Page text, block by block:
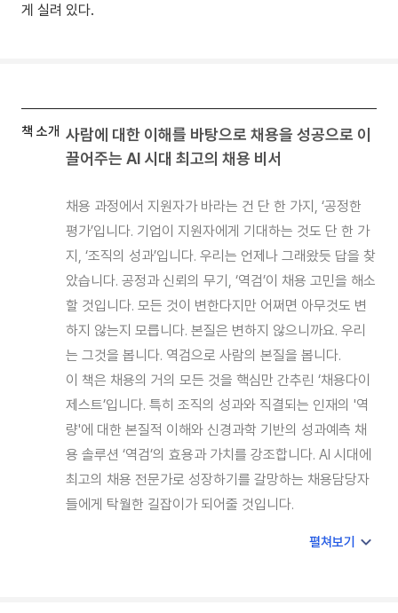
게 실려 있다.
책 소개 사람에 대한 이해를 바탕으로 채용을 성공으로 이
끌어주는 AI 시대 최고의 채용 비서
채용 과정에서 지원자가 바라는 건 단 한 가지, ‘공정한
평가’입니다. 기업이 지원자에게 기대하는 것도 단 한 가
지, ‘조직의 성과’입니다. 우리는 언제나 그래왔듯 답을 찾
았습니다. 공정과 신뢰의 무기, ‘역검’이 채용 고민을 해소
할 것입니다. 모든 것이 변한다지만 어쩌면 아무것도 변
하지 않는지 모릅니다. 본질은 변하지 않으니까요. 우리
는 그것을 봅니다. 역검으로 사람의 본질을 봅니다.
이 책은 채용의 거의 모든 것을 핵심만 간추린 ‘채용다이
제스트’입니다. 특히 조직의 성과와 직결되는 인재의 '역
량'에 대한 본질적 이해와 신경과학 기반의 성과예측 채
용 솔루션 ‘역검’의 효용과 가치를 강조합니다. AI 시대에
최고의 채용 전문가로 성장하기를 갈망하는 채용담당자
들에게 탁월한 길잡이가 되어줄 것입니다.
펼쳐보기